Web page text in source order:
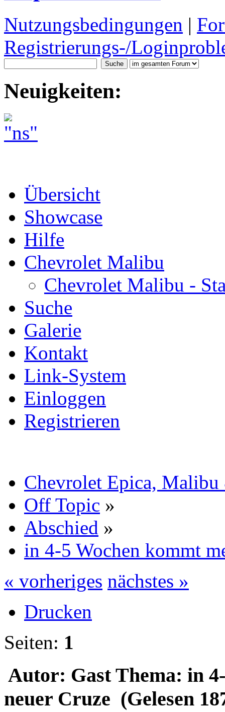
Nutzungsbedingungen |
Registrierungs-/
Neuigkeiten:
Übersicht
Showcase
Hilfe
Chevrolet Malibu
Chevrolet Malibu -
Suche
Galerie
Kontakt
Link-System
Einloggen
Registrieren
Chevrolet Epica,
Off Topic »
Abschied »
in 4-5 Wochen kommt
« vorheriges nächstes »
Drucken
Seiten: 1
Autor: GastThema: in
neuer Cruze (Gelesen